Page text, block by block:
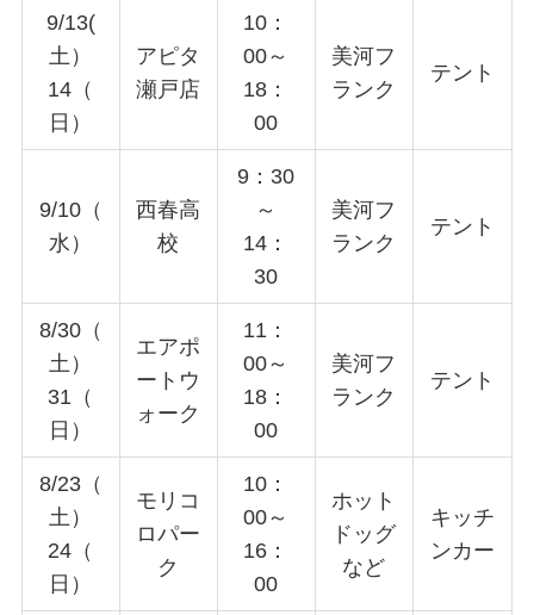
9/13(
土）
14（
日）
アピタ
瀬戸店
10：
00～
18：
00
美河フ
ランク
テント
9/10（
水）
西春高
校
9：30
～
14：
30
美河フ
ランク
テント
8/30（
土）
31（
日）
エアポ
ートウ
ォーク
11：
00～
18：
00
美河フ
ランク
テント
8/23（
土）
24（
日）
モリコ
ロパー
ク
10：
00～
16：
00
ホット
ドッグ
など
キッチ
ンカー